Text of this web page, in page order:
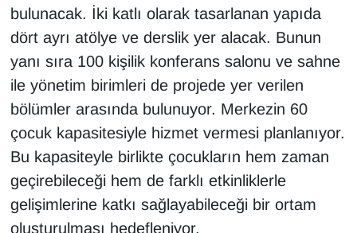
bulunacak. İki katlı olarak tasarlanan yapıda
dört ayrı atölye ve derslik yer alacak. Bunun
yanı sıra 100 kişilik konferans salonu ve sahne
ile yönetim birimleri de projede yer verilen
bölümler arasında bulunuyor. Merkezin 60
çocuk kapasitesiyle hizmet vermesi planlanıyor.
Bu kapasiteyle birlikte çocukların hem zaman
geçirebileceği hem de farklı etkinliklerle
gelişimlerine katkı sağlayabileceği bir ortam
oluşturulması hedefleniyor.